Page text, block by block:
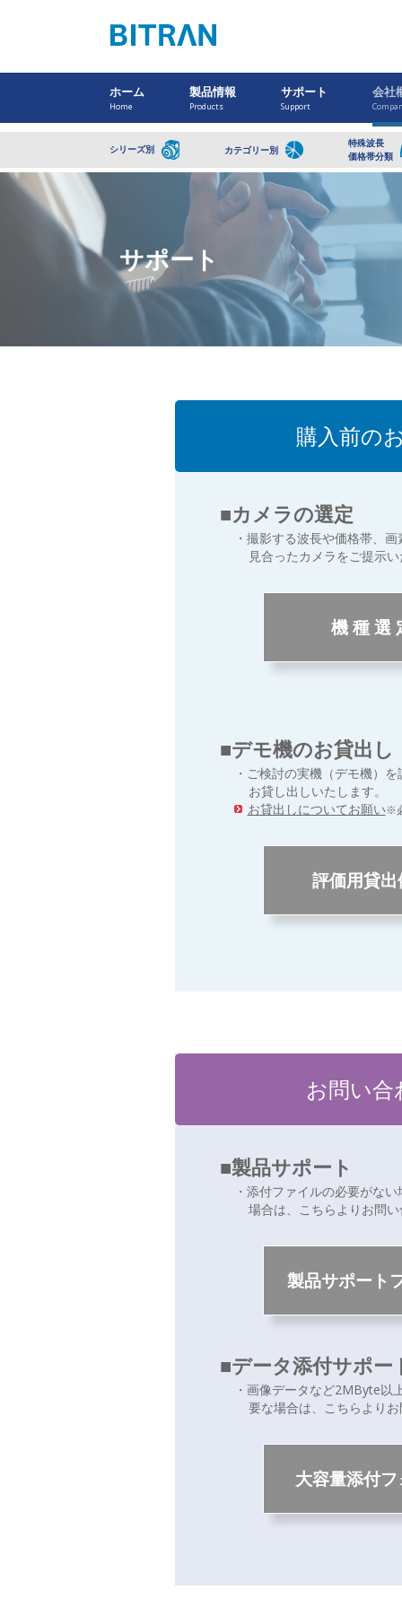
ホーム
Home
製品情報
Products
サポート
Support
会社
シリーズ別 カテゴリー別
特殊波長
価格帯分類
サポート
購入前の
■カメラの選定
・撮影する波長や価格帯、
見合ったカメラをご提示い
機 種 選
■デモ機のお貸出し
・ご検討の実機（デモ機）
お貸し出しいたします。
お貸出しについてお願い※
評価用貸
お問い合
■製品サポート
・添付ファイルの必要がな
場合は、こちらよりお問い
製品サポート
■データ添付サポー
・画像データなど2MByte以
要な場合は、こちらよりお
大容量添付